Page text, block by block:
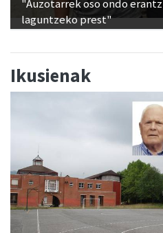
"Auzotarrek oso ondo
laguntzeko prest"
Ikusienak